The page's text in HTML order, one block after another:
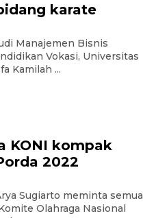
karate
Manajemen Bisnis
Vokasi, Universitas
Kamilah ...
KONI kompak
2022
Sugiarto meminta semua
Olahraga Nasional